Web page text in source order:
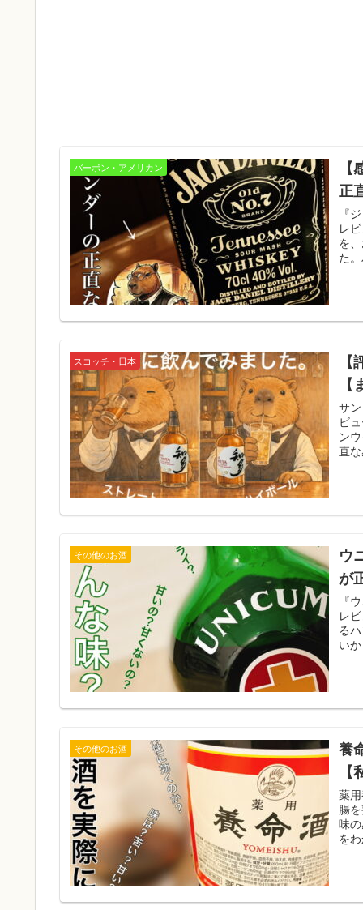
バーボン・アメリカン
正
『
レ
を
た
スコッチ・日本
サ
ビ
ン
直
その他のお酒
ウ
が
『
レ
る
い
その他のお酒
養
薬
腸
味
を